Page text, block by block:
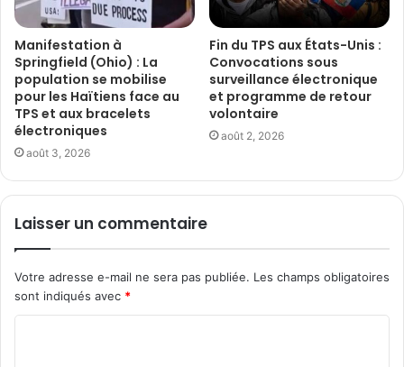
Manifestation à
Springfield (Ohio) : La
population se mobilise
pour les Haïtiens face au
TPS et aux bracelets
électroniques
août 3, 2026
Fin du TPS aux États-Unis :
Convocations sous
surveillance électronique
et programme de retour
volontaire
août 2, 2026
Laisser un commentaire
Votre adresse e-mail ne sera pas publiée. Les champs obligatoires
sont indiqués avec *